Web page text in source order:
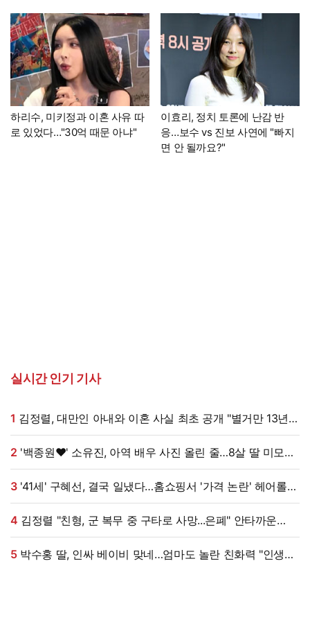
하리수, 미키정과 이혼 사유 따
로 있었다…"30억 때문 아냐"
이효리, 정치 토론에 난감 반
응…보수 vs 진보 사연에 "빠지
면 안 될까요?"
실시간 인기 기사
1
(데이앤나잇)
2
대박, 연예인 시켜도 되겠어 [★해시태그]
3'41세' 구혜선, 결국 일냈다…홈쇼핑서 '가격 논란' 헤어롤
대박, 무려 '3만 장' 돌파 [엑's 이슈]
4
가족사 (데이앤나잇)[전일야화]
5박수홍 딸, 인싸 베이비 맞네…엄마도 놀란 친화력 "인생